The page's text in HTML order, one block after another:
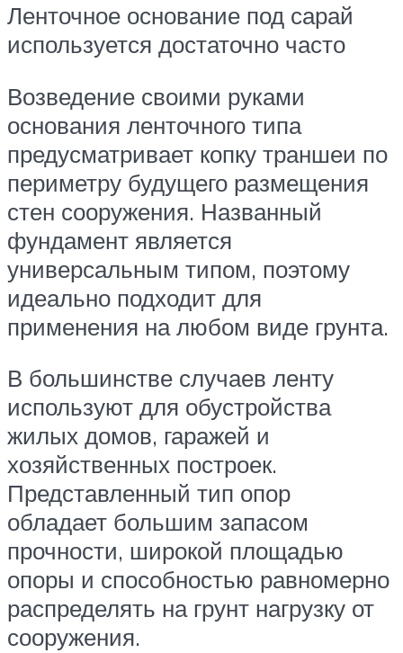
Ленточное основание под сарай
используется достаточно часто
Возведение своими руками
основания ленточного типа
предусматривает копку траншеи по
периметру будущего размещения
стен сооружения. Названный
фундамент является
универсальным типом, поэтому
идеально подходит для
применения на любом виде грунта.
В большинстве случаев ленту
используют для обустройства
жилых домов, гаражей и
хозяйственных построек.
Представленный тип опор
обладает большим запасом
прочности, широкой площадью
опоры и способностью равномерно
распределять на грунт нагрузку от
сооружения.